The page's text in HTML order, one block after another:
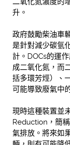
升。
政府鼓勵柴油車
是針對減少碳氫
計。DOCs的運
成二氧化氮，而
括多環芳烴）、
可能導致廢氣中
現時這種裝置並
Reduction，簡
氣排放。將來如